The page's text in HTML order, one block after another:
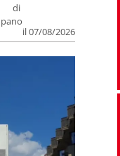
di
il 07/08/2026